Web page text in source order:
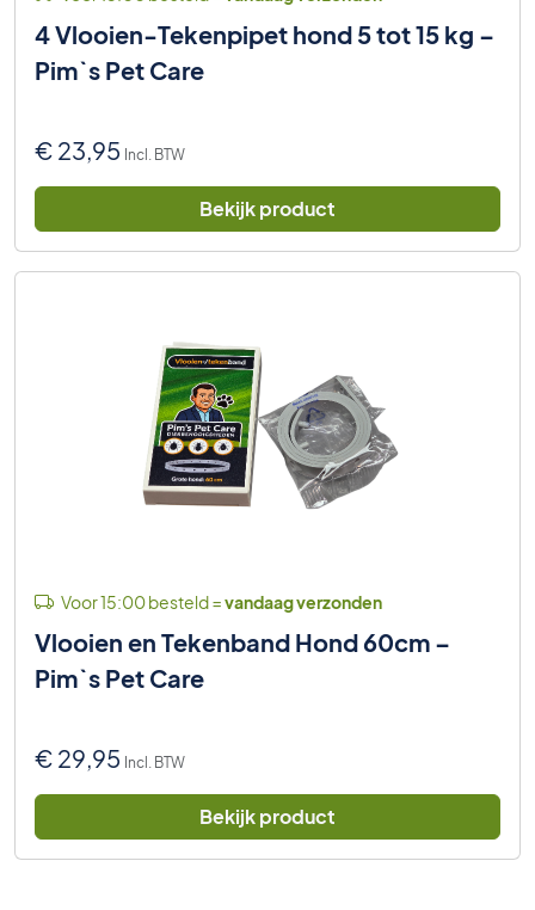
4 Vlooien-Tekenpipet hond 5 tot 15 kg –
Pim`s Pet Care
€ 23,95 Incl. BTW
Bekijk product
Voor 15:00 besteld =vandaag verzonden
Vlooien en Tekenband Hond 60cm –
Pim`s Pet Care
€ 29,95 Incl. BTW
Bekijk product